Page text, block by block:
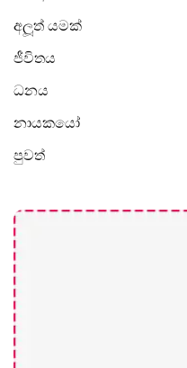
අලූත් යමක්
ජීවිතය
ධනය
නායකයෝ
පුවත්